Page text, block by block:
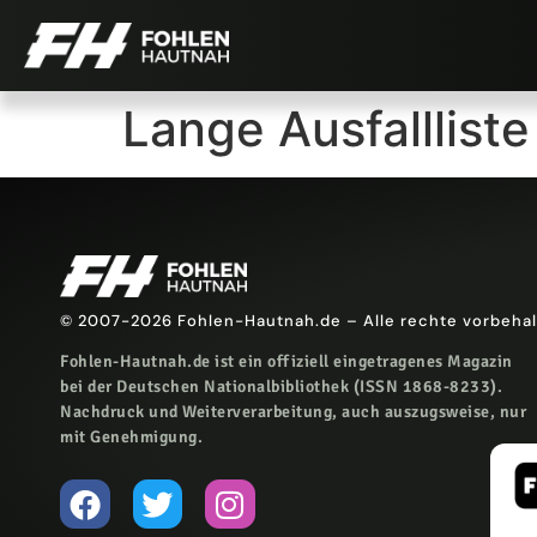
Lange
© 2007-2026 Fohlen-Hautnah.de – Alle rechte
Fohlen-Hautnah.de ist ein offiziell eingetragenes Magazin
bei der Deutschen Nationalbibliothek (ISSN 1868-8233).
Nachdruck und Weiterverarbeitung, auch auszugsweise, nur
mit Genehmigung.